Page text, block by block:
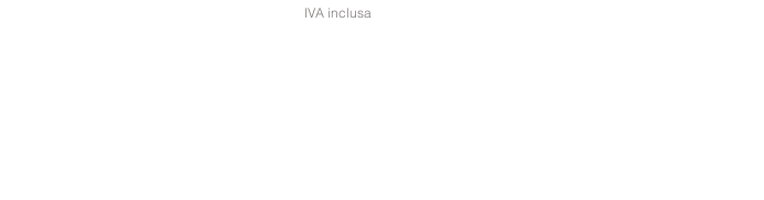
IVA inclusa